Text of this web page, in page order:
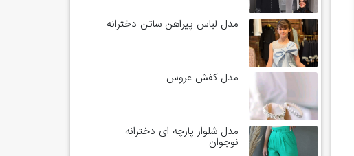
مدل لباس پیراهن ساتن دخترانه
مدل کفش عروس
مدل شلوار پارچه ای دخترانه
نوجوان